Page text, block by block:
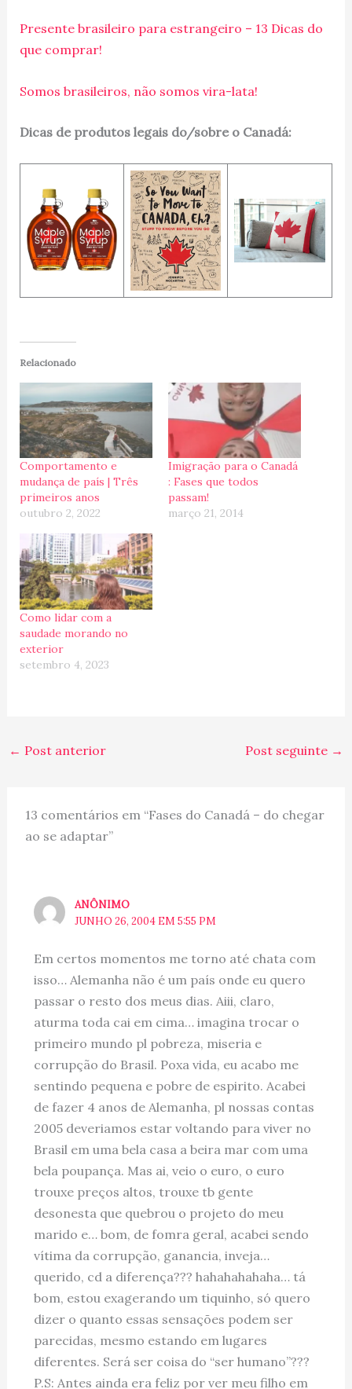
Presente brasileiro para estrangeiro – 13 Dicas do
que comprar!
Somos brasileiros, não somos vira-lata!
Dicas de produtos legais do/sobre o Canadá:
Relacionado
Comportamento e
mudança de país | Três
primeiros anos
outubro 2, 2022
Imigração para o Canadá
: Fases que todos
passam!
março 21, 2014
Como lidar com a
saudade morando no
exterior
setembro 4, 2023
← Post anterior Post seguinte →
13 comentários em “Fases do Canadá – do chegar
ao se adaptar”
ANÔNIMO
JUNHO 26, 2004 EM 5:55 PM
Em certos momentos me torno até chata com
isso… Alemanha não é um país onde eu quero
passar o resto dos meus dias. Aiii, claro,
aturma toda cai em cima… imagina trocar o
primeiro mundo pl pobreza, miseria e
corrupção do Brasil. Poxa vida, eu acabo me
sentindo pequena e pobre de espirito. Acabei
de fazer 4 anos de Alemanha, pl nossas contas
2005 deveriamos estar voltando para viver no
Brasil em uma bela casa a beira mar com uma
bela poupança. Mas ai, veio o euro, o euro
trouxe preços altos, trouxe tb gente
desonesta que quebrou o projeto do meu
marido e… bom, de fomra geral, acabei sendo
vítima da corrupção, ganancia, inveja…
querido, cd a diferença??? hahahahahaha… tá
bom, estou exagerando um tiquinho, só quero
dizer o quanto essas sensações podem ser
parecidas, mesmo estando em lugares
diferentes. Será ser coisa do “ser humano”???
P.S: Antes ainda era feliz por ver meu filho em